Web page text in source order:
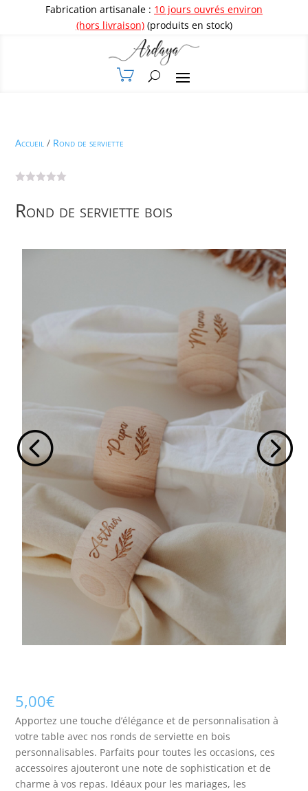
Fabrication artisanale : 10 jours ouvrés environ
(hors livraison)(produits en stock)
Accueil / Rond de serviette
Rond de serviette bois
5,00€
Apportez une touche d’élégance et de personnalisation à
votre table avec nos ronds de serviette en bois
personnalisables. Parfaits pour toutes les occasions, ces
accessoires ajouteront une note de sophistication et de
charme à vos repas. Idéaux pour les mariages, les